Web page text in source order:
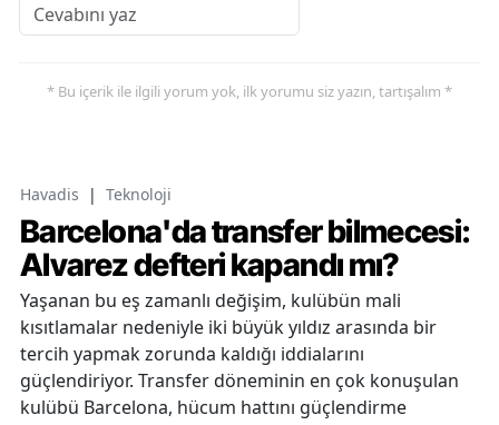
* Bu içerik ile ilgili yorum yok, ilk yorumu siz yazın, tartışalım *
Havadis | Teknoloji
Barcelona'da transfer bilmecesi:
Alvarez defteri kapandı mı?
Yaşanan bu eş zamanlı değişim, kulübün mali
kısıtlamalar nedeniyle iki büyük yıldız arasında bir
tercih yapmak zorunda kaldığı iddialarını
güçlendiriyor. Transfer döneminin en çok konuşulan
kulübü Barcelona, hücum hattını güçlendirme